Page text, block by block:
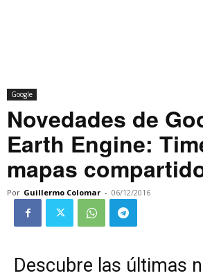
Google
Novedades de
Earth Engine:
mapas
Por Guillermo Colomar - 06/12/2016
Descubre las últimas